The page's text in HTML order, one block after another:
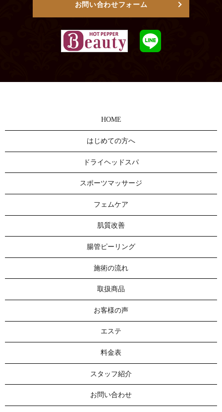
お問い合わせフォーム
HOME
はじめての方へ
ドライヘッドスパ
スポーツマッサージ
フェムケア
肌質改善
腸管ピーリング
施術の流れ
取扱商品
お客様の声
エステ
料金表
スタッフ紹介
お問い合わせ